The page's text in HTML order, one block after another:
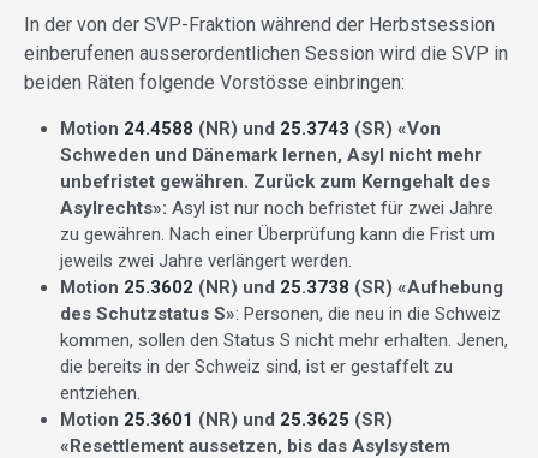
In der von der SVP-Fraktion während der Herbstsession
einberufenen ausserordentlichen Session wird die SVP in
beiden Räten folgende Vorstösse einbringen:
Motion 24.4588 (NR) und 25.3743 (SR) «Von
Schweden und Dänemark lernen, Asyl nicht mehr
unbefristet gewähren. Zurück zum Kerngehalt des
Asylrechts»: Asyl ist nur noch befristet für zwei Jahre
zu gewähren. Nach einer Überprüfung kann die Frist um
jeweils zwei Jahre verlängert werden.
Motion 25.3602 (NR) und 25.3738 (SR) «Aufhebung
des Schutzstatus S»: Personen, die neu in die Schweiz
kommen, sollen den Status S nicht mehr erhalten. Jenen,
die bereits in der Schweiz sind, ist er gestaffelt zu
entziehen.
Motion 25.3601 (NR) und 25.3625 (SR)
«Resettlement aussetzen, bis das Asylsystem